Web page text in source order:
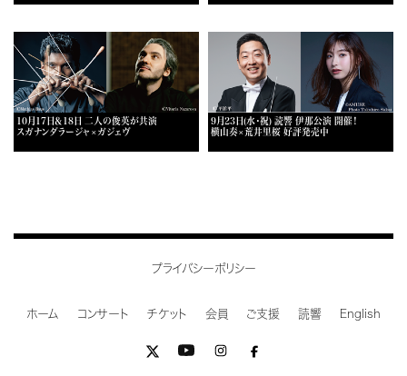
10月17日＆18日 二人の俊英が共演
スガナンダラージャ×ガジェヴ
9月23日(水・祝) 読響 伊那公演 開催！
横山奏×荒井里桜 好評発売中
プライバシーポリシー
ホーム コンサート チケット 会員 ご支援 読響 English